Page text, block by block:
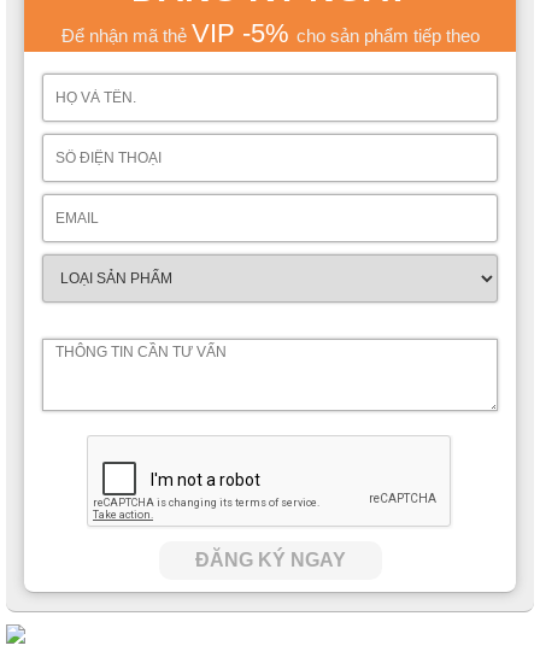
Để nhận mã thẻ VIP -5% cho sản phẩm tiếp theo
ĐĂNG KÝ NGAY